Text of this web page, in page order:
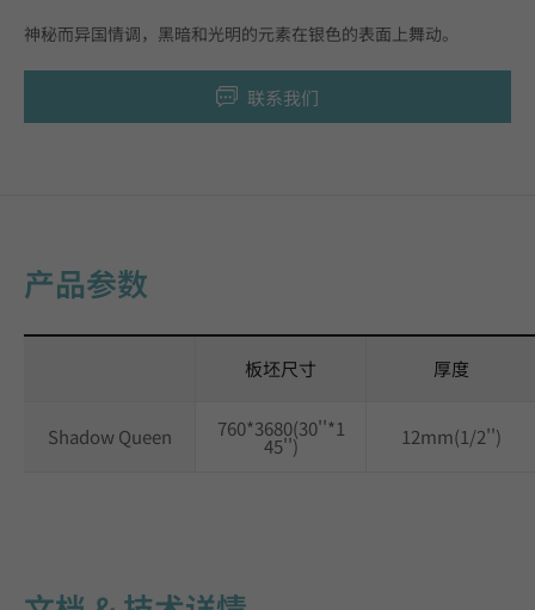
神秘而异国情调，黑暗和光明的元素在银色的表面上舞动。
联系我们
产品参数
板坯尺寸 厚度
Shadow Queen 760*3680(30''*1
45'') 12mm(1/2'')